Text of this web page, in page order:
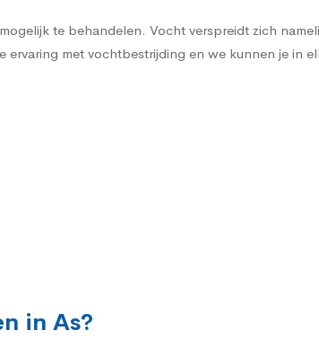
te behandelen. Vocht verspreidt zich
met vochtbestrijding en we kunnen je in
in As?